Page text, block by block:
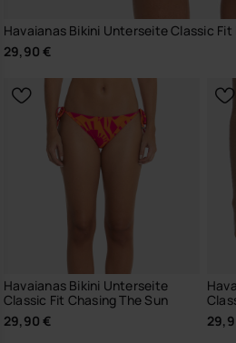
Havaianas Bikini Unterseite Classic Fit
29,90 €
Havaianas Bikini Unterseite
Classic Fit Chasing The Sun
29,90 €